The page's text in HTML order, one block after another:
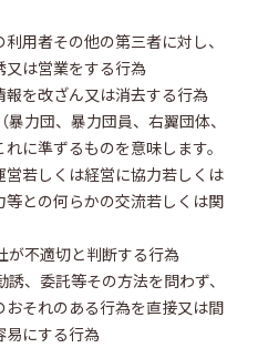
利用者その他の第三者に対し、
は営業をする行為
報を改ざん又は消去する行為
暴力団、暴力団員、右翼団体、
に準ずるものを意味します。
若しくは経営に協力若しくは
との何らかの交流若しくは関
が不適切と判断する行為
誘、委託等その方法を問わず、
それのある行為を直接又は間
易にする行為